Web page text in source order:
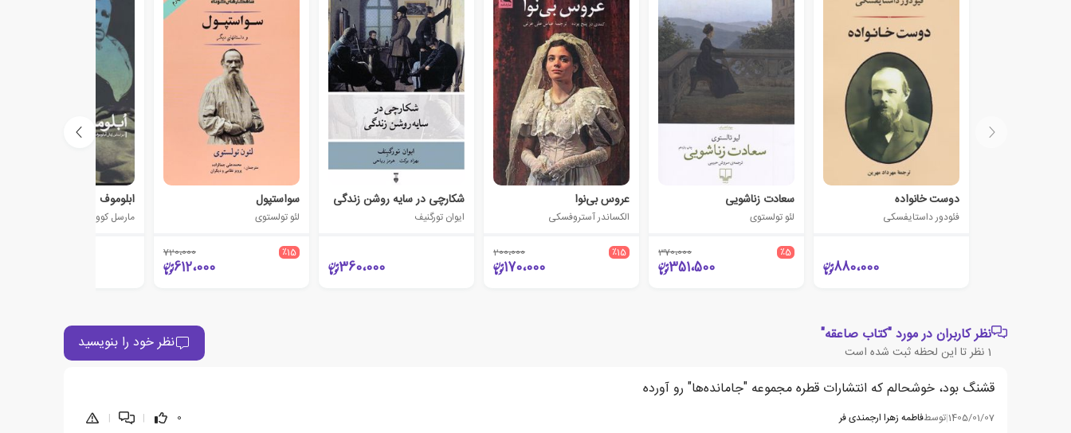
دوست خانواده
فئودور داستایفسکی
880،000
سعادت زناشویی
لئو تولستوی
٪5 370،000
351،500
عروس بی‌نوا
الکساندر آستروفسکی
٪15 200،000
170،000
شکارچی در سایه روشن زندگی
ایوان تورگنیف
360،000
سواستپول
لئو تولستوی
٪15 720،000
612،000
ابلوموف
مارسل کوولیه
نظر کاربران در مورد "کتاب صاعقه"
1 نظر تا این لحظه ثبت شده است نظر خود را بنویسید
قشنگ بود، خوشحالم که انتشارات قطره مجموعه "جامانده‌ها" رو آورده
1405/01/07
|توسطفاطمه زهرا ارجمندی فر 0
|
|